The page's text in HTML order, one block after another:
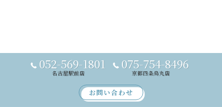
052-569-1801
名古屋駅前店
075-754-8496
京都四条烏丸店
お問い合わせ